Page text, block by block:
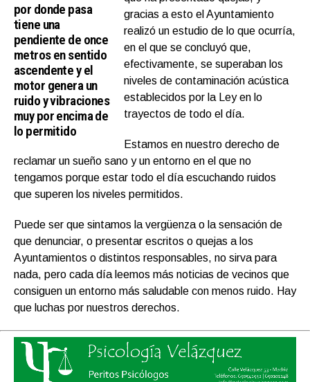
por donde pasa
tiene una
pendiente de once
metros en sentido
ascendente y el
motor genera un
ruido y vibraciones
muy por encima de
lo permitido
gracias a esto el Ayuntamiento
realizó un estudio de lo que ocurría,
en el que se concluyó que,
efectivamente, se superaban los
niveles de contaminación acústica
establecidos por la Ley en lo
trayectos de todo el día.
Estamos en nuestro derecho de
reclamar un sueño sano y un entorno en el que no
tengamos porque estar todo el día escuchando ruidos
que superen los niveles permitidos.
Puede ser que sintamos la vergüenza o la sensación de
que denunciar, o presentar escritos o quejas a los
Ayuntamientos o distintos responsables, no sirva para
nada, pero cada día leemos más noticias de vecinos que
consiguen un entorno más saludable con menos ruido. Hay
que luchas por nuestros derechos.